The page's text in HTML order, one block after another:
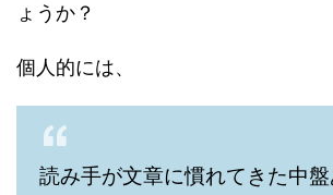
ょうか？
個人的には、
読み手が文章に慣れてきた中